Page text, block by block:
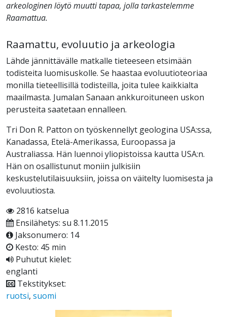
arkeologinen löytö muutti tapaa, jolla tarkastelemme
Raamattua.
Raamattu, evoluutio ja arkeologia
Lähde jännittävälle matkalle tieteeseen etsimään
todisteita luomisuskolle. Se haastaa evoluutioteoriaa
monilla tieteellisillä todisteilla, joita tulee kaikkialta
maailmasta. Jumalan Sanaan ankkuroituneen uskon
perusteita saatetaan ennalleen.
Tri Don R. Patton on työskennellyt geologina USA:ssa,
Kanadassa, Etelä-Amerikassa, Euroopassa ja
Australiassa. Hän luennoi yliopistoissa kautta USA:n.
Hän on osallistunut moniin julkisiin
keskustelutilaisuuksiin, joissa on väitelty luomisesta ja
evoluutiosta.
2816 katselua
Ensilähetys: su 8.11.2015
Jaksonumero: 14
Kesto: 45 min
Puhutut kielet:
englanti
Tekstitykset:
ruotsi, suomi